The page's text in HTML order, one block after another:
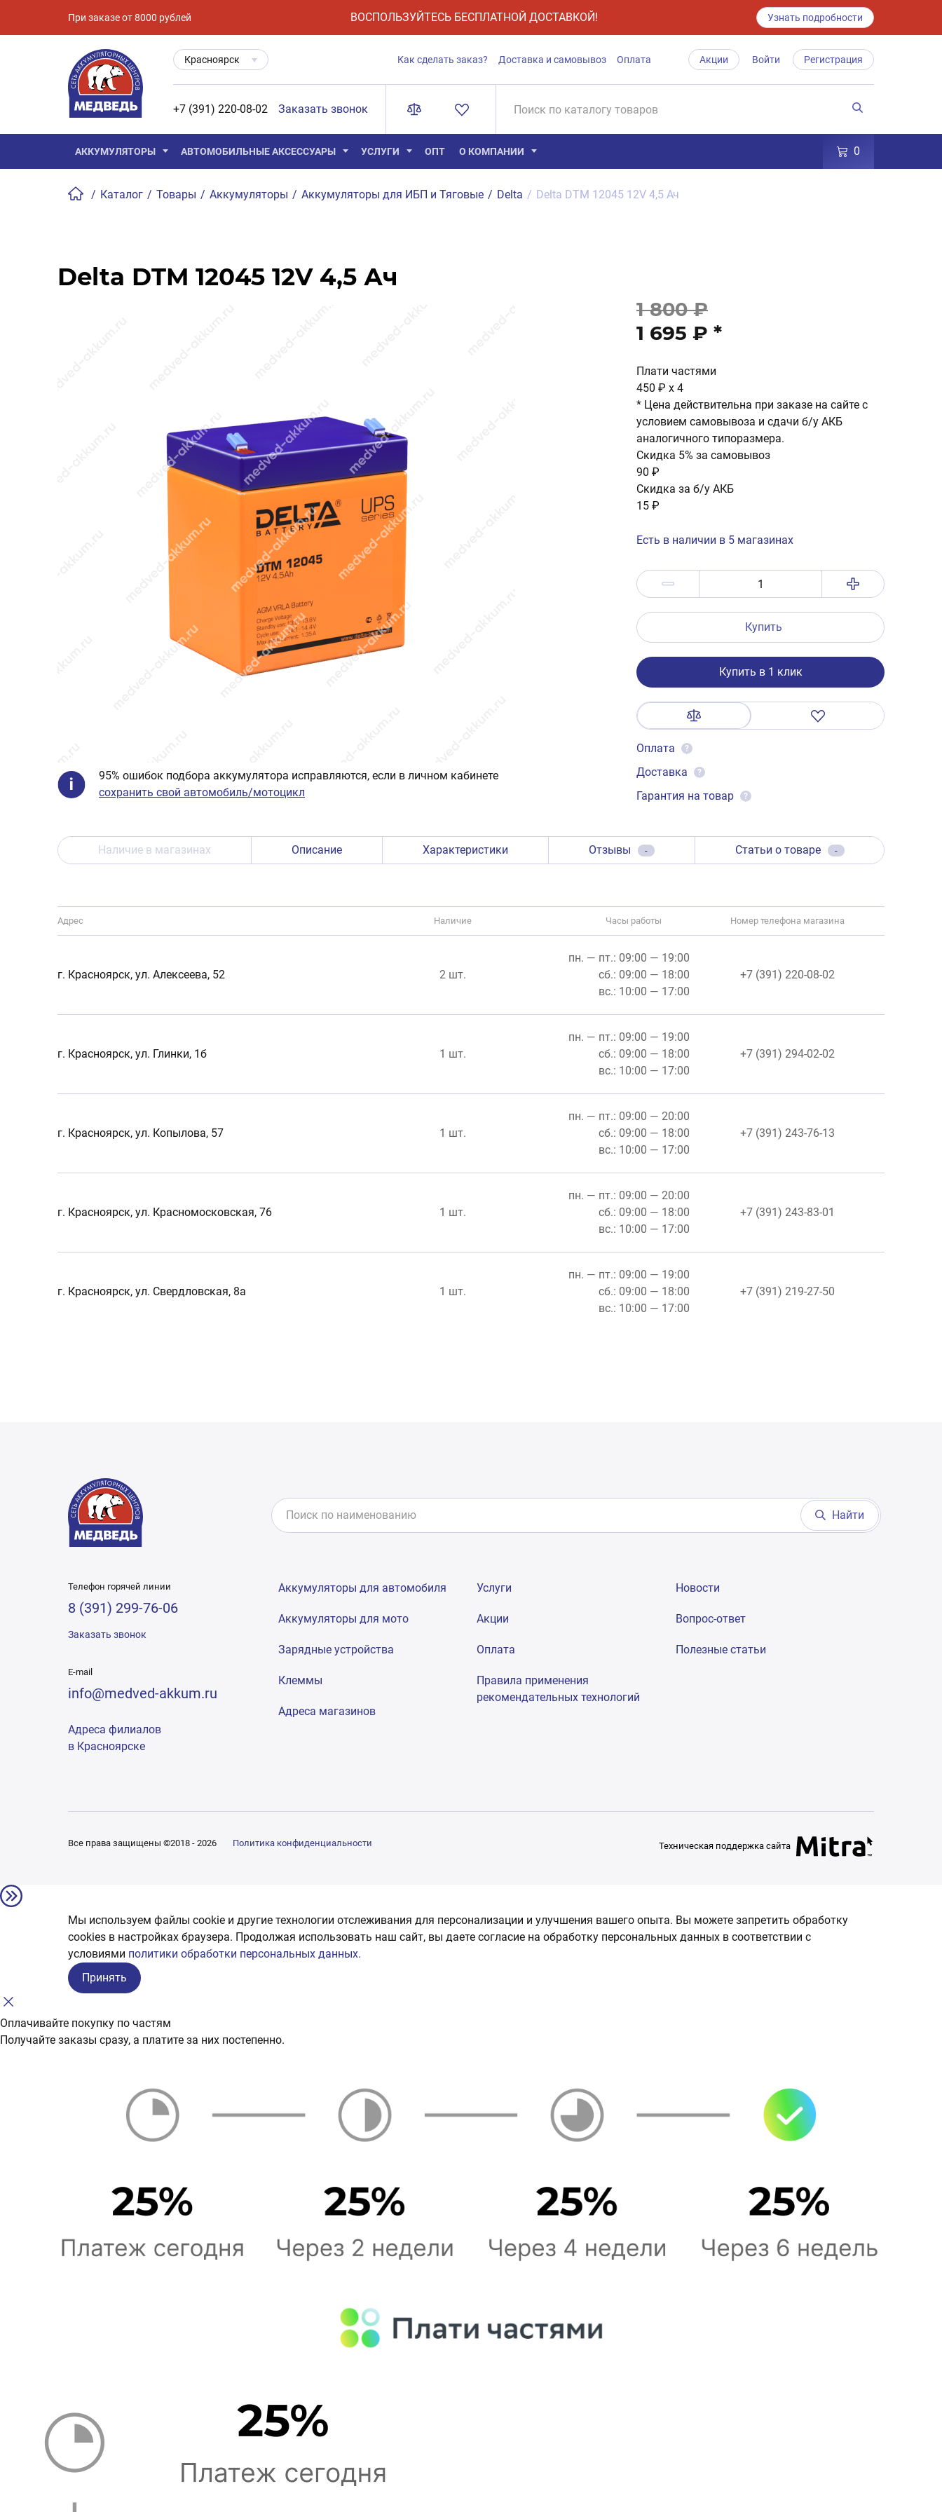
При заказе от 8000 рублей ВОСПОЛЬЗУЙТЕСЬ БЕСПЛАТНОЙ ДОСТАВКОЙ! Узнать подробности
Красноярск Как сделать заказ? Доставка и самовывоз Оплата Акции Войти Регистрация
+7 (391) 220-08-02 Заказать звонок
АККУМУЛЯТОРЫ АВТОМОБИЛЬНЫЕ АКСЕССУАРЫ УСЛУГИ ОПТ О КОМПАНИИ 0
/ Каталог / Товары / Аккумуляторы / Аккумуляторы для ИБП и Тяговые / Delta / Delta DTM 12045 12V 4,5 Ач
Delta DTM 12045 12V 4,5 Ач
95% ошибок подбора аккумулятора исправляются, если в личном кабинете
сохранить свой автомобиль/мотоцикл
1 800 ₽
1 695 ₽ *
Плати частями
450 ₽ x 4
* Цена действительна при заказе на сайте с
условием самовывоза и сдачи б/у АКБ
аналогичного типоразмера.
Скидка 5% за самовывоз
90 ₽
Скидка за б/у АКБ
15 ₽
Есть в наличии в 5 магазинах
Купить
Купить в 1 клик
Оплата ?
Доставка ?
Гарантия на товар ?
Наличие в магазинах Описание Характеристики Отзывы - Статьи о товаре -
Адрес Наличие Часы работы Номер телефона магазина
г. Красноярск, ул. Алексеева, 52 2 шт.
пн. — пт.: 09:00 — 19:00
сб.: 09:00 — 18:00
вс.: 10:00 — 17:00
+7 (391) 220-08-02
г. Красноярск, ул. Глинки, 1б 1 шт.
пн. — пт.: 09:00 — 19:00
сб.: 09:00 — 18:00
вс.: 10:00 — 17:00
+7 (391) 294-02-02
г. Красноярск, ул. Копылова, 57 1 шт.
пн. — пт.: 09:00 — 20:00
сб.: 09:00 — 18:00
вс.: 10:00 — 17:00
+7 (391) 243-76-13
г. Красноярск, ул. Красномосковская, 76 1 шт.
пн. — пт.: 09:00 — 20:00
сб.: 09:00 — 18:00
вс.: 10:00 — 17:00
+7 (391) 243-83-01
г. Красноярск, ул. Свердловская, 8а 1 шт.
пн. — пт.: 09:00 — 19:00
сб.: 09:00 — 18:00
вс.: 10:00 — 17:00
+7 (391) 219-27-50
Найти
Телефон горячей линии
8 (391) 299-76-06
Заказать звонок
E-mail
info@medved-akkum.ru
Адреса филиалов
в Красноярске
Аккумуляторы для автомобиля
Аккумуляторы для мото
Зарядные устройства
Клеммы
Адреса магазинов
Услуги
Акции
Оплата
Правила применения
рекомендательных технологий
Новости
Вопрос-ответ
Полезные статьи
Все права защищены ©2018 - 2026 Политика конфиденциальности Техническая поддержка сайта
Мы используем файлы cookie и другие технологии отслеживания для персонализации и улучшения вашего опыта. Вы можете запретить обработку
сookies в настройках браузера. Продолжая использовать наш сайт, вы даете согласие на обработку персональных данных в соответствии с
условиями политики обработки персональных данных.
Принять
Оплачивайте покупку по частям
Получайте заказы сразу, а платите за них постепенно.